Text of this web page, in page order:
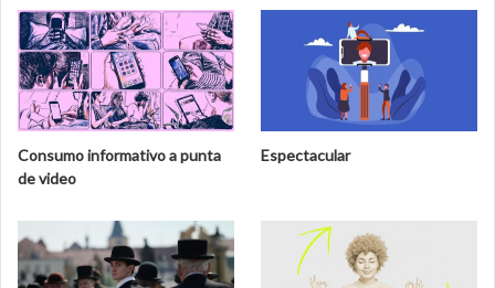
Consumo informativo a punta
de video
Espectacular